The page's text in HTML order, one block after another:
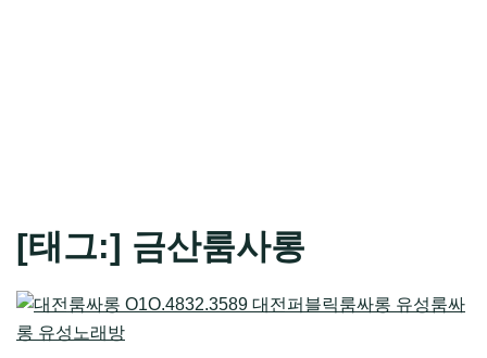
[태그:] 금산룸사롱